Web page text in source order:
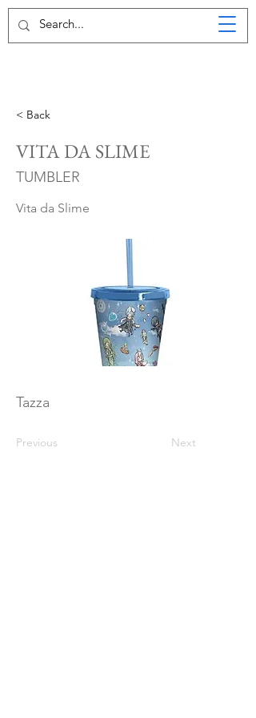
< Back
VITA DA SLIME
TUMBLER
Vita da Slime
Tazza
Previous Next